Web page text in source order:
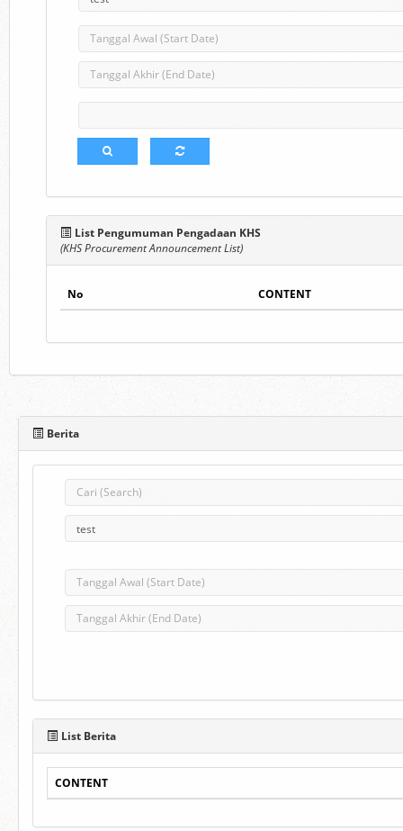
List Pengumuman Pengadaan KHS
(KHS Procurement Announcement List)
No CONTENT
Berita
List Berita
CONTENT